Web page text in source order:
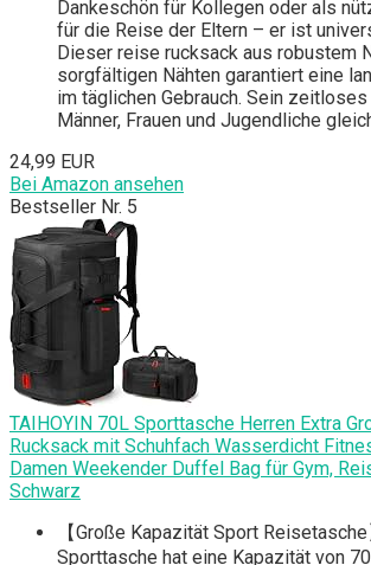
Dankeschön für Kollegen oder als
für die Reise der Eltern – er ist
Dieser reise rucksack aus robustem
sorgfältigen Nähten garantiert eine
im täglichen Gebrauch. Sein
Männer, Frauen und Jugendliche
24,99 EUR
Bei Amazon ansehen
Bestseller Nr. 5
TAIHOYIN 70L Sporttasche Herren Extra
Rucksack mit Schuhfach Wasserdicht
Damen Weekender Duffel Bag für Gym,
Schwarz
【Große Kapazität Sport
Sporttasche hat eine Kapazität von